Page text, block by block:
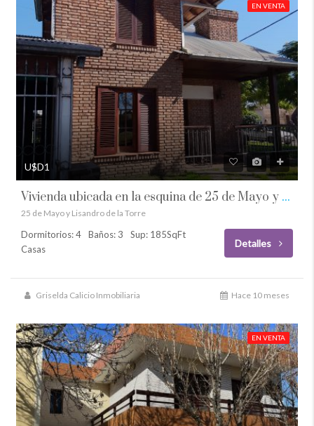
EN VENTA
U$D1
Vivienda ubicada en la esquina de 25 de Mayo y L. de la Torre – Firmat
25 de Mayo y Lisandro de la Torre
Dormitorios: 4 Baños: 3
Sup: 185SqFt
Casas
Detalles
Griselda Calicio Inmobiliaria Hace 10 meses
EN VENTA